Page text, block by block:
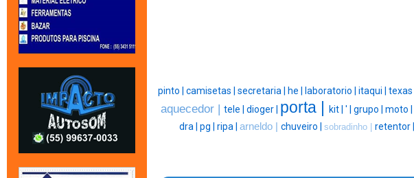
pinto | camisetas | secretaria | he | laboratorio | itaqui | texas |
aquecedor | tele | dioger | porta | kit | ' | grupo | moto |
dra | pg | ripa | arneldo | chuveiro | sobradinho | retentor |